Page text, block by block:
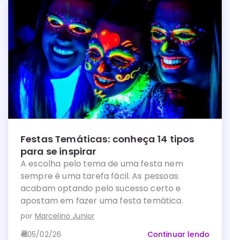
Festas Temáticas: conheça 14 tipos
para se inspirar
A escolha pelo tema de uma festa nem
sempre é uma tarefa fácil. As pessoas
acabam optando pelo sucesso certo e
apostam em fazer uma festa temática.
por Marcelino Junior
05/02/26
Continuar lendo